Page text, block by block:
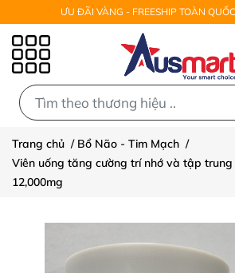
ƯU ĐÃI VÀNG - FREESHIP TOÀN
Trang chủ / Bổ Não - Tim Mạch /
Viên uống tăng cường trí nhớ và tập trung
12,000mg